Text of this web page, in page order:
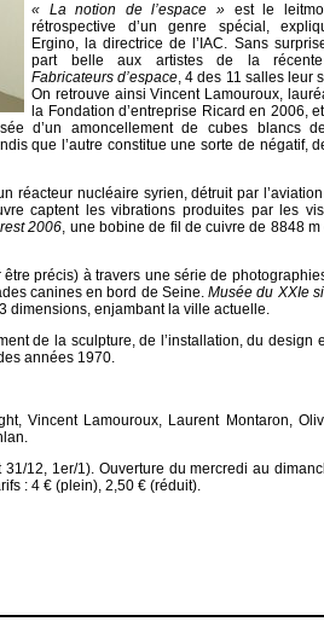
« La notion de l’espace » est le
rétrospective d’un genre spécial,
Ergino, la directrice de l’IAC. Sans
part belle aux artistes de la récente
Fabricateurs d’espace, 4 des 11 salles leur
On retrouve ainsi Vincent Lamouroux,
la Fondation d’entreprise Ricard en 2006,
d’un amoncellement de cubes blancs
que l’autre constitue une sorte de négatif,
réacteur nucléaire syrien, détruit par
captent les vibrations produites par les
2006, une bobine de fil de cuivre de 8848
précis) à travers une série de
canines en bord de Seine.Musée du XXIe
dimensions, enjambant la ville actuelle.
de la sculpture, de l’installation, du design
années 1970.
Vincent Lamouroux, Laurent Montaron,
12, 1er/1). Ouverture du mercredi au
: 4 € (plein), 2,50 € (réduit).